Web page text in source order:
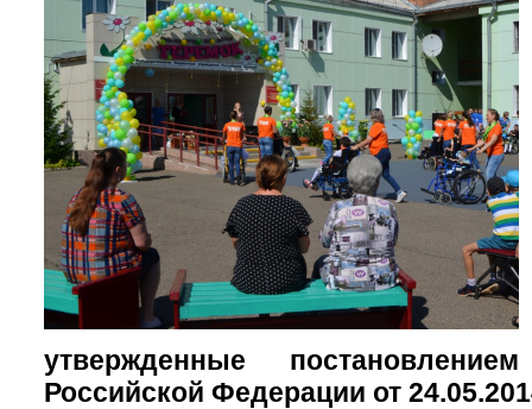
утвержденные
Российской Федерации от